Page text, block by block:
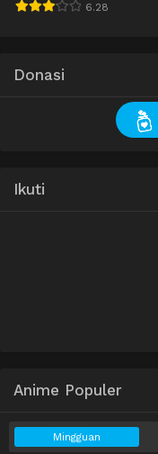
6.28
Donasi
Ikuti
Anime Populer
Mingguan